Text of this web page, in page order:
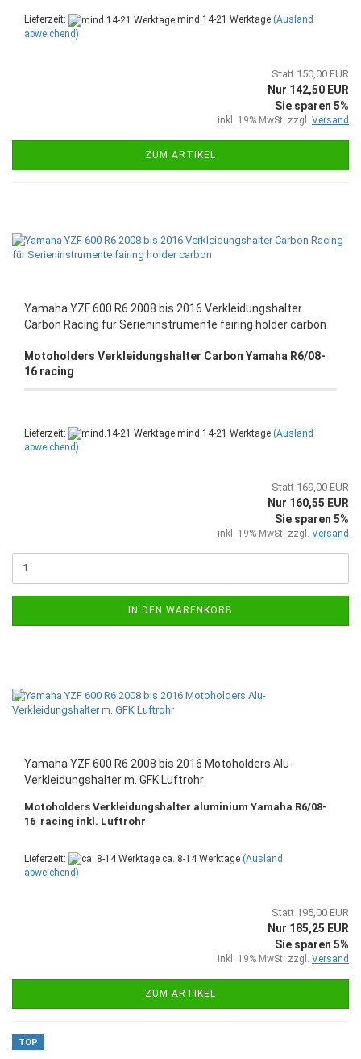
Lieferzeit: mind.14-21 Werktage (Ausland
abweichend)
Statt 150,00 EUR
Nur 142,50 EUR
Sie sparen 5%
inkl. 19% MwSt. zzgl. Versand
ZUM ARTIKEL
Yamaha YZF 600 R6 2008 bis 2016 Verkleidungshalter
Carbon Racing für Serieninstrumente fairing holder carbon
Motoholders Verkleidungshalter Carbon Yamaha R6/08-
16 racing
Lieferzeit: mind.14-21 Werktage (Ausland
abweichend)
Statt 169,00 EUR
Nur 160,55 EUR
Sie sparen 5%
inkl. 19% MwSt. zzgl. Versand
IN DEN WARENKORB
Yamaha YZF 600 R6 2008 bis 2016 Motoholders Alu-
Verkleidungshalter m. GFK Luftrohr
Motoholders Verkleidungshalter aluminium Yamaha R6/08-
16 racing inkl. Luftrohr
Lieferzeit: ca. 8-14 Werktage (Ausland
abweichend)
Statt 195,00 EUR
Nur 185,25 EUR
Sie sparen 5%
inkl. 19% MwSt. zzgl. Versand
ZUM ARTIKEL
TOP